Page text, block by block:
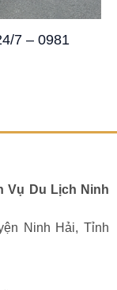
7 – 0981
Vụ Du Lịch Ninh
Ninh Hải, Tỉnh